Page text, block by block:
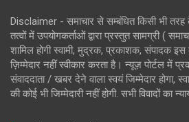
Disclaimer - समाचार से सम्बंधित किसी भी
तत्वों में उपयोगकर्ताओं द्वारा प्रस्तुत सामग्री (
शामिल होगी स्वामी, मुद्रक, प्रकाशक, संपादक
ज़िम्मेदार नहीं स्वीकार करता है। न्यूज़ पोर्टल में
संवाददाता / खबर देने वाला स्वयं जिम्मेदार होगा,
की कोई भी जिम्मेदारी नहीं होगी. सभी विवादों का